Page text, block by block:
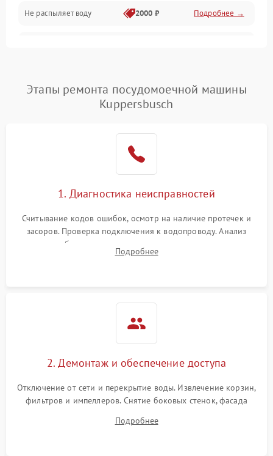
Программное обеспечение
Не распыляет воду 2000 ₽ Подробнее →
Проблемы с набором
воды
1800 ₽ Подробнее →
1700 ₽
циркуляционным насосом
2100 ₽ Подробнее →
Этапы ремонта посудомоечной машины
Kuppersbusch
1. Диагностика неисправностей
Считывание кодов ошибок, осмотр на наличие протечек и
засоров. Проверка подключения к водопроводу. Анализ
жалоб на отсутствие слива, нагрева, вращения
разбрызгивателей или срабатывание системы защиты
Подробнее
2. Демонтаж и обеспечение доступа
Отключение от сети и перекрытие воды. Извлечение корзин,
фильтров и импеллеров. Снятие боковых стенок, фасада
циркуляционному насосу, ТЭНу и сливной помпе.
Подробнее